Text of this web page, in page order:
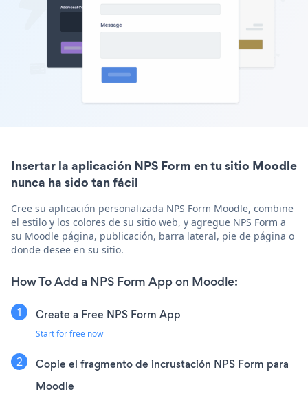
Insertar la aplicación NPS Form en tu sitio Moodle
nunca ha sido tan fácil
Cree su aplicación personalizada NPS Form Moodle, combine
el estilo y los colores de su sitio web, y agregue NPS Form a
su Moodle página, publicación, barra lateral, pie de página o
donde desee en su sitio.
How To Add a NPS Form App on Moodle:
Create a Free NPS Form App
Start for free now
Copie el fragmento de incrustación NPS Form para
Moodle